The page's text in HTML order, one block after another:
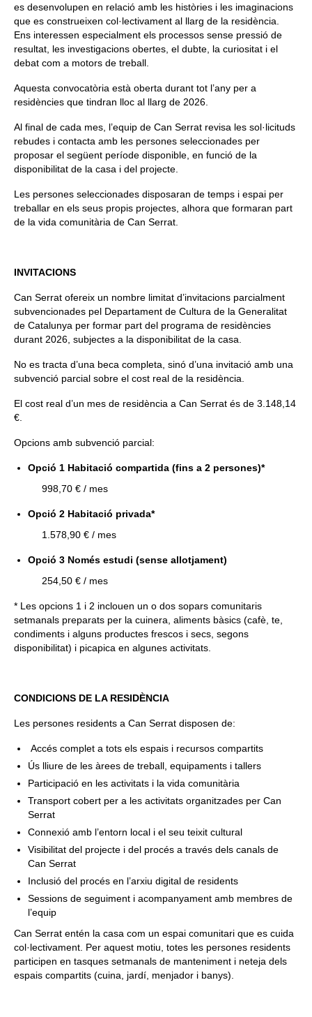
es desenvolupen en relació amb les històries i les imaginacions
que es construeixen col·lectivament al llarg de la residència.
Ens interessen especialment els processos sense pressió de
resultat, les investigacions obertes, el dubte, la curiositat i el
debat com a motors de treball.
Aquesta convocatòria està oberta durant tot l’any per a
residències que tindran lloc al llarg de 2026.
Al final de cada mes, l’equip de Can Serrat revisa les sol·licituds
rebudes i contacta amb les persones seleccionades per
proposar el següent període disponible, en funció de la
disponibilitat de la casa i del projecte.
Les persones seleccionades disposaran de temps i espai per
treballar en els seus propis projectes, alhora que formaran part
de la vida comunitària de Can Serrat.
INVITACIONS
Can Serrat ofereix un nombre limitat d’invitacions parcialment
subvencionades pel Departament de Cultura de la Generalitat
de Catalunya per formar part del programa de residències
durant 2026, subjectes a la disponibilitat de la casa.
No es tracta d’una beca completa, sinó d’una invitació amb una
subvenció parcial sobre el cost real de la residència.
El cost real d’un mes de residència a Can Serrat és de 3.148,14
€.
Opcions amb subvenció parcial:
Opció 1 Habitació compartida (fins a 2 persones)*
998,70 € / mes
Opció 2 Habitació privada*
1.578,90 € / mes
Opció 3 Només estudi (sense allotjament)
254,50 € / mes
* Les opcions 1 i 2 inclouen un o dos sopars comunitaris
setmanals preparats per la cuinera, aliments bàsics (cafè, te,
condiments i alguns productes frescos i secs, segons
disponibilitat) i picapica en algunes activitats.
CONDICIONS DE LA RESIDÈNCIA
Les persones residents a Can Serrat disposen de:
Accés complet a tots els espais i recursos compartits
Ús lliure de les àrees de treball, equipaments i tallers
Participació en les activitats i la vida comunitària
Transport cobert per a les activitats organitzades per Can
Serrat
Connexió amb l’entorn local i el seu teixit cultural
Visibilitat del projecte i del procés a través dels canals de
Can Serrat
Inclusió del procés en l’arxiu digital de residents
Sessions de seguiment i acompanyament amb membres de
l’equip
Can Serrat entén la casa com un espai comunitari que es cuida
col·lectivament. Per aquest motiu, totes les persones residents
participen en tasques setmanals de manteniment i neteja dels
espais compartits (cuina, jardí, menjador i banys).